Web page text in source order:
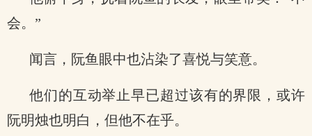
会。”
闻言，阮鱼眼中也沾染了喜悦与笑意。
他们的互动举止早已超过该有的界限，或许
阮明烛也明白，但他不在乎。